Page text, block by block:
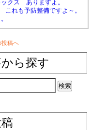
ス ありますよ。
も予防整備ですよ～。
投稿へ
ら探す